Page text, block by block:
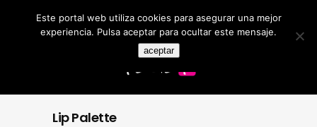
Search
for:
Lip Palette
Este portal web utiliza cookies para asegurar una mejor
experiencia. Pulsa aceptar para ocultar este mensaje.
aceptar